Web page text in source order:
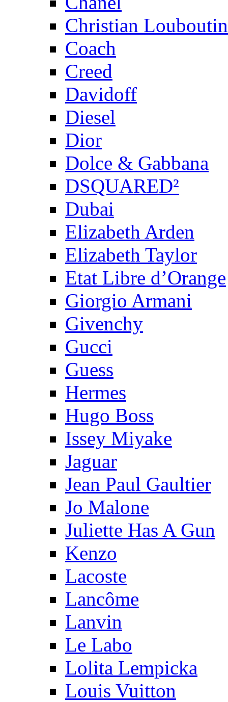
Christian Louboutin
Coach
Creed
Davidoff
Diesel
Dior
Dolce & Gabbana
DSQUARED²
Dubai
Elizabeth Arden
Elizabeth Taylor
Etat Libre d’Orange
Giorgio Armani
Givenchy
Gucci
Guess
Hermes
Hugo Boss
Issey Miyake
Jaguar
Jean Paul Gaultier
Jo Malone
Juliette Has A Gun
Kenzo
Lacoste
Lancôme
Lanvin
Le Labo
Lolita Lempicka
Louis Vuitton